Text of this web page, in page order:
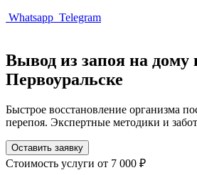
Whatsapp Telegram
Вывод из запоя на дому
Первоуральске
Быстрое восстановление организма
перепоя. Экспертные методики и
Оставить заявку
Стоимость услуги от 7 000 ₽